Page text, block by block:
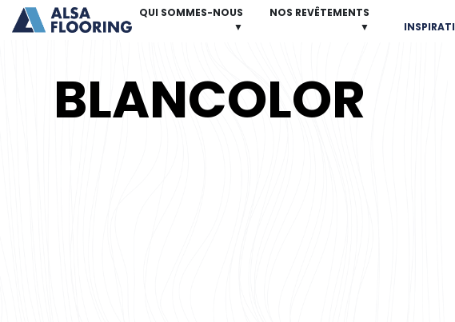
QUI SOMMES-NOUS
▼
NOS REVÊTEMENTS
▼
BLANCOLOR